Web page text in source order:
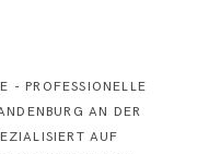
- PROFESSIONELLE
AN DER
AUF